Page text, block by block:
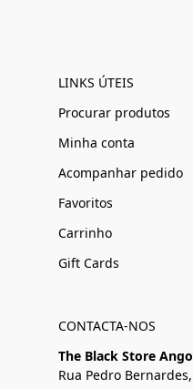
LINKS ÚTEIS
Procurar produtos
Minha conta
Acompanhar pedido
Favoritos
Carrinho
Gift Cards
CONTACTA-NOS
The Black Store
Rua Pedro